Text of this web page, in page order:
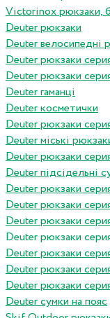
Victorinox рюкзаки,
Deuter рюкзаки
Deuter велосипедні
Deuter рюкзаки
Deuter рюкзаки
Deuter гаманці
Deuter косметички
Deuter рюкзаки
Deuter міські
Deuter рюкзаки
Deuter підсідельні
Deuter рюкзаки
Deuter рюкзаки
Deuter рюкзаки
Deuter рюкзаки
Deuter рюкзаки
Deuter рюкзаки
Deuter рюкзаки
Deuter сумки на пояс